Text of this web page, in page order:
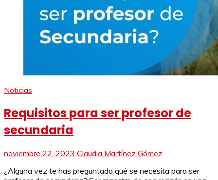
Noticias
Requisitos para ser profesor de
secundaria
noviembre 22, 2023 Claudia Martínez Gómez
¿Alguna vez te has preguntado qué se necesita para ser